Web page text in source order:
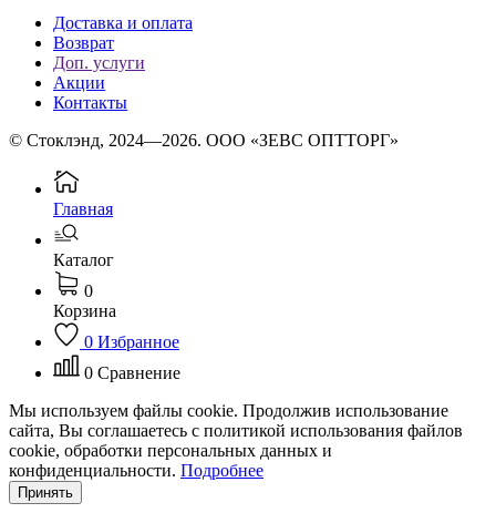
Доставка и оплата
Возврат
Доп. услуги
Акции
Контакты
© Стоклэнд, 2024—2026. ООО «ЗЕВС ОПТТОРГ»
Главная
Каталог
0
Корзина
0 Избранное
0 Сравнение
Мы используем файлы cookie. Продолжив использование
сайта, Вы соглашаетесь с политикой использования файлов
cookie, обработки персональных данных и
конфиденциальности. Подробнее
Принять